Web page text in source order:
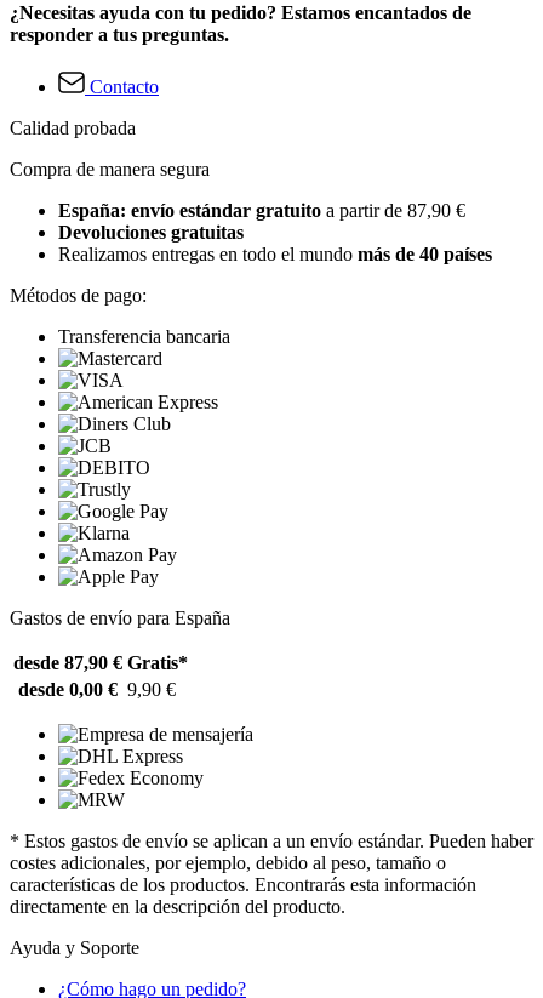
¿Necesitas ayuda con tu pedido? Estamos encantados de
responder a tus preguntas.
Contacto
Calidad probada
Compra de manera segura
España: envío estándar gratuito a partir de 87,90 €
Devoluciones gratuitas
Realizamos entregas en todo el mundo más de 40 países
Métodos de pago:
Transferencia bancaria
Gastos de envío para España
desde 87,90 € Gratis*
desde 0,00 € 9,90 €
* Estos gastos de envío se aplican a un envío estándar. Pueden haber
costes adicionales, por ejemplo, debido al peso, tamaño o
características de los productos. Encontrarás esta información
directamente en la descripción del producto.
Ayuda y Soporte
¿Cómo hago un pedido?